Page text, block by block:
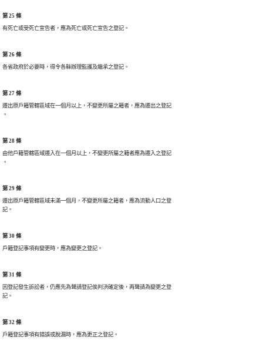
第 25 條
有死亡或受死亡宣告者，應為死亡或死亡宣告之登記。
第 26 條
各省政府於必要時，得令各縣辦理監護及繼承之登記。
第 27 條
遷出原戶籍管轄區域在一個月以上，不變更所屬之籍者，應為遷出之登記
。
第 28 條
由他戶籍管轄區域遷入在一個月以上，不變更所屬之籍者應為遷入之登記
。
第 29 條
遷出原戶籍管轄區域未滿一個月，不變更所屬之籍者，應為流動人口之登
記。
第 30 條
戶籍登記事項有變更時，應為變更之登記。
第 31 條
因登記發生訴訟者，仍應先為聲請登記俟判決確定後，再聲請為變更之登
記。
第 32 條
戶籍登記事項有錯誤或脫漏時，應為更正之登記。